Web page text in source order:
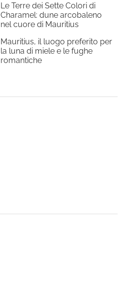
Le Terre dei Sette Colori di
Charamel: dune arcobaleno
nel cuore di Mauritius
Mauritius, il luogo preferito per
la luna di miele e le fughe
romantiche